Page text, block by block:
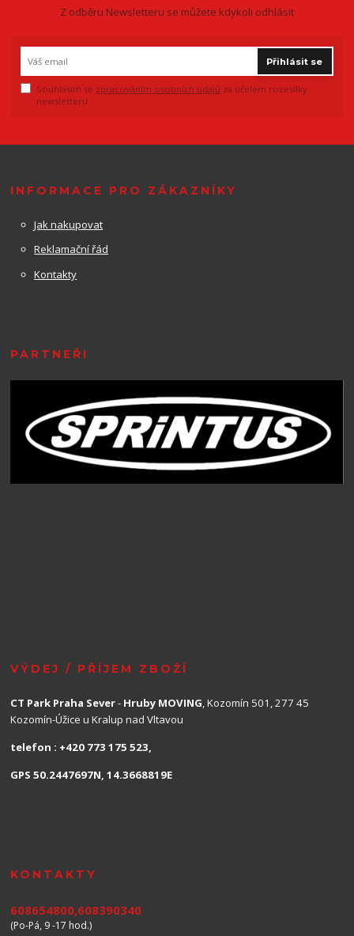
Z odběru Newsletteru se můžete kdykoli odhlásit
Přihlásit se
Souhlasím se zpracováním osobních údajů za účelem rozesílky
newsletteru.
INFORMACE PRO ZÁKAZNÍKY
Jak nakupovat
Reklamační řád
Kontakty
PARTNEŘI
VÝDEJ / PŘÍJEM ZBOŽÍ
CT Park Praha Sever- Hruby MOVING, Kozomín 501, 277 45
Kozomín-Úžice u Kralup nad Vltavou
telefon : +420 773 175 523,
GPS 50.2447697N, 14.3668819E
KONTAKTY
608654800,608390340
(Po-Pá, 9 -17 hod.)